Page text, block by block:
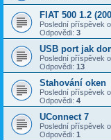
FIAT 500 1.2
Poslední příspěvek
Odpovědi: 3
USB port jak
Poslední příspěvek
Odpovědi: 13
Stahování oken
Poslední příspěvek
Odpovědi: 4
UConnect 7
Poslední příspěvek
Odpovědi: 1